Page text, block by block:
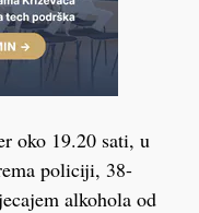
oko 19.20 sati, u
policiji, 38-
alkohola od